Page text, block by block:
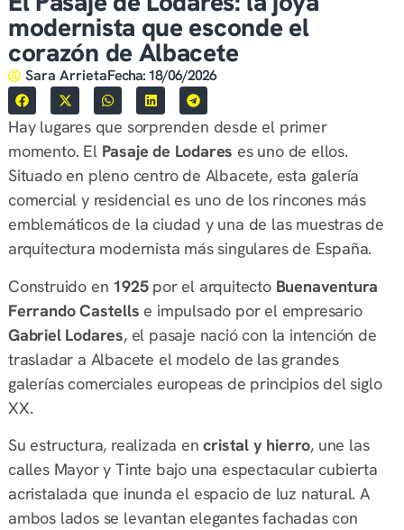
modernista que esconde el
corazón de Albacete
Sara ArrietaFecha:18/06/2026
Hay lugares que sorprenden desde el primer
momento. El Pasaje de Lodares es uno de ellos.
Situado en pleno centro de Albacete, esta galería
comercial y residencial es uno de los rincones más
emblemáticos de la ciudad y una de las muestras de
arquitectura modernista más singulares de España.
Construido en 1925por el arquitecto Buenaventura
Ferrando Castells e impulsado por el empresario
Gabriel Lodares, el pasaje nació con la intención de
trasladar a Albacete el modelo de las grandes
galerías comerciales europeas de principios del siglo
XX.
Su estructura, realizada encristal y hierro, une las
calles Mayor y Tinte bajo una espectacular cubierta
acristalada que inunda el espacio de luz natural. A
ambos lados se levantan elegantes fachadas con